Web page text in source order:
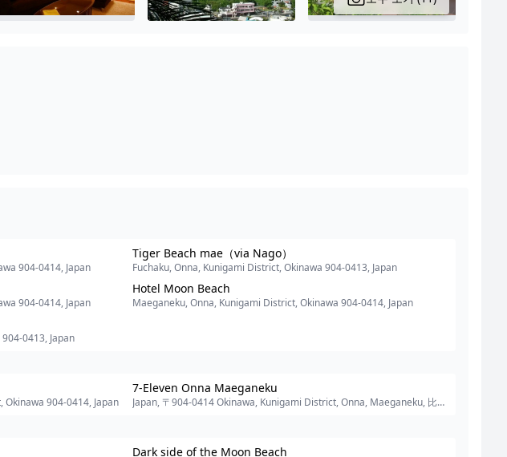
904-0414, Japan
Tiger Beach mae（via Nago）
Fuchaku, Onna, Kunigami District, Okinawa 904-0413, Japan
904-0414, Japan
Hotel Moon Beach
Maeganeku, Onna, Kunigami District, Okinawa 904-0414, Japan
0413, Japan
904-0414, Japan
7-Eleven Onna Maeganeku
Japan, 〒904-0414 Okinawa, Kunigami District, Onna, Maeganeku, 比嘉
Dark side of the Moon Beach